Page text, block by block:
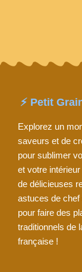
⚡ Petit
Explorez un
saveurs et de
pour sublimer
et votre
de délicieuses
astuces de chef
pour faire des
traditionnels de
française !